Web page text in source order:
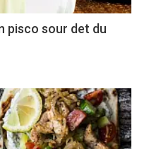
pisco sour det du